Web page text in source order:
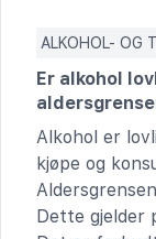
ALKOHOL- OG
Er alkohol
Alkohol er
kjøpe og
Dette gjelder